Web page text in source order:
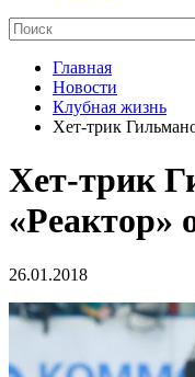
Главная
Новости
Клубная жизнь
Хет-трик
Хет-трик
«Реактор»
26.01.2018